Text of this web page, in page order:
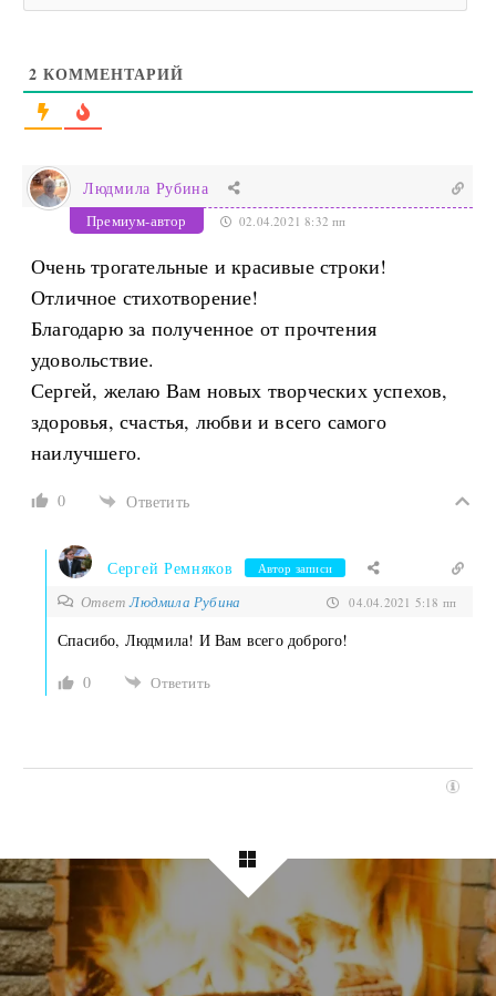
2 КОММЕНТАРИЙ
Людмила Рубина
Премиум-автор 02.04.2021 8:32 пп
Очень трогательные и красивые строки!
Отличное стихотворение!
Благодарю за полученное от прочтения
удовольствие.
Сергей, желаю Вам новых творческих успехов,
здоровья, счастья, любви и всего самого
наилучшего.
0 Ответить
Сергей Ремняков Автор записи
ОтветЛюдмила Рубина 04.04.2021 5:18 пп
Спасибо, Людмила! И Вам всего доброго!
0
Ответить